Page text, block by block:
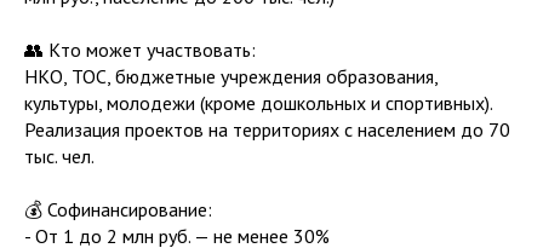
👥 Кто может участвовать:
НКО, ТОС, бюджетные учреждения образования,
культуры, молодежи (кроме дошкольных и спортивных).
Реализация проектов на территориях с населением до 70
тыс. чел.
💰 Софинансирование:
- От 1 до 2 млн руб. — не менее 30%